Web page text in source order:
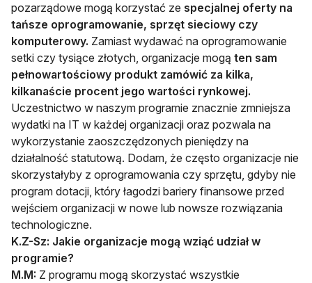
pozarządowe mogą korzystać ze specjalnej oferty na
tańsze oprogramowanie, sprzęt sieciowy czy
komputerowy. Zamiast wydawać na oprogramowanie
setki czy tysiące złotych, organizacje mogą ten sam
pełnowartościowy produkt zamówić za kilka,
kilkanaście procent jego wartości rynkowej.
Uczestnictwo w naszym programie znacznie zmniejsza
wydatki na IT w każdej organizacji oraz pozwala na
wykorzystanie zaoszczędzonych pieniędzy na
działalność statutową. Dodam, że często organizacje nie
skorzystałyby z oprogramowania czy sprzętu, gdyby nie
program dotacji, który łagodzi bariery finansowe przed
wejściem organizacji w nowe lub nowsze rozwiązania
technologiczne.
K.Z-Sz: Jakie organizacje mogą wziąć udział w
programie?
M.M: Z programu mogą skorzystać wszystkie